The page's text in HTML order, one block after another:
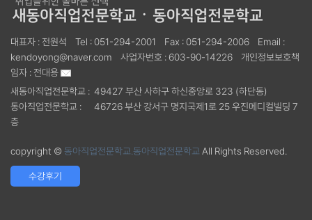
대표자 : 전원석 Tel :051-294-2001 Fax :051-294-2006
Email :
kendoyong@naver.com
사업자번호 : 603-90-14226
개인정보보호책
임자 : 전대용
새동아직업전문학교 : 49427 부산 사하구 하신중앙로 323 (하단동)
동아직업전문학교 :
46726 부산 강서구 명지국제1로 25 우진메디컬빌딩 7
층
copyright © 동아직업전문학교.동아직업전문학교 All Rights Reserved.
수강후기